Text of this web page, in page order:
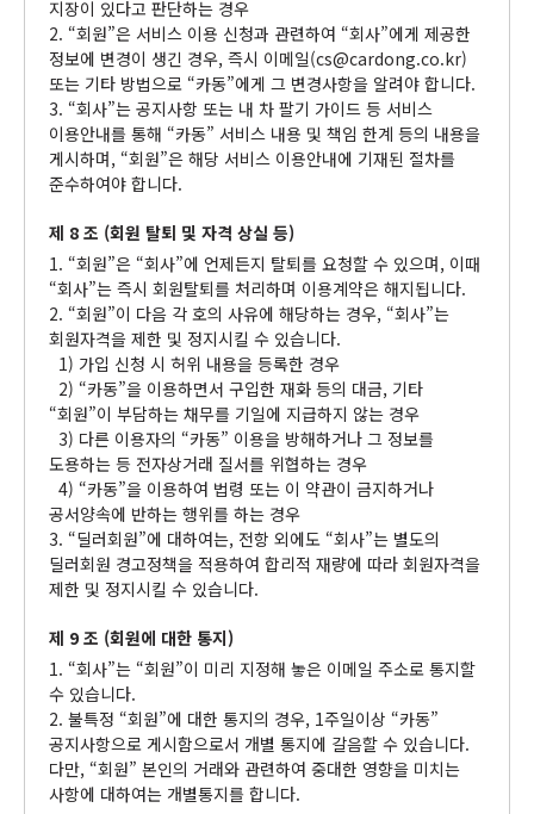
지장이 있다고 판단하는 경우
2. “회원”은 서비스 이용 신청과 관련하여 “회사”에게 제공한
정보에 변경이 생긴 경우, 즉시 이메일(cs@cardong.co.kr)
또는 기타 방법으로 “카동”에게 그 변경사항을 알려야 합니다.
3. “회사”는 공지사항 또는 내 차 팔기 가이드 등 서비스
이용안내를 통해 “카동” 서비스 내용 및 책임 한계 등의 내용을
게시하며, “회원”은 해당 서비스 이용안내에 기재된 절차를
준수하여야 합니다.
제 8 조 (회원 탈퇴 및 자격 상실 등)
1. “회원”은 “회사”에 언제든지 탈퇴를 요청할 수 있으며, 이때
“회사”는 즉시 회원탈퇴를 처리하며 이용계약은 해지됩니다.
2. “회원”이 다음 각 호의 사유에 해당하는 경우, “회사”는
회원자격을 제한 및 정지시킬 수 있습니다.
1) 가입 신청 시 허위 내용을 등록한 경우
2) “카동”을 이용하면서 구입한 재화 등의 대금, 기타
“회원”이 부담하는 채무를 기일에 지급하지 않는 경우
3) 다른 이용자의 “카동” 이용을 방해하거나 그 정보를
도용하는 등 전자상거래 질서를 위협하는 경우
4) “카동”을 이용하여 법령 또는 이 약관이 금지하거나
공서양속에 반하는 행위를 하는 경우
3. “딜러회원”에 대하여는, 전항 외에도 “회사”는 별도의
딜러회원 경고정책을 적용하여 합리적 재량에 따라 회원자격을
제한 및 정지시킬 수 있습니다.
제 9 조 (회원에 대한 통지)
1. “회사”는 “회원”이 미리 지정해 놓은 이메일 주소로 통지할
수 있습니다.
2. 불특정 “회원”에 대한 통지의 경우, 1주일이상 “카동”
공지사항으로 게시함으로서 개별 통지에 갈음할 수 있습니다.
다만, “회원” 본인의 거래와 관련하여 중대한 영향을 미치는
사항에 대하여는 개별통지를 합니다.